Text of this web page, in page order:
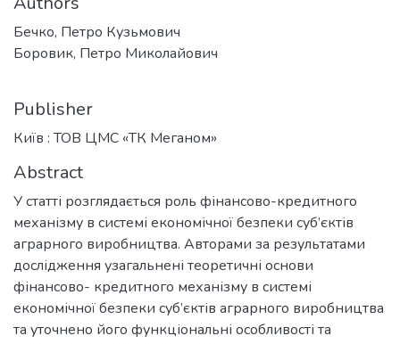
Бечко, Петро Кузьмович
Боровик, Петро Миколайович
Publisher
Київ : ТОВ ЦМС «ТК Меганом»
Abstract
У статті розглядається роль фінансово-кредитного
механізму в системі економічної безпеки суб’єктів
аграрного виробництва. Авторами за результатами
дослідження узагальнені теоретичні основи
фінансово- кредитного механізму в системі
економічної безпеки суб’єктів аграрного виробництва
та уточнено його функціональні особливості та